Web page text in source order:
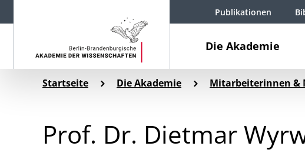
Die Akademie
Publikationen
Startseite Die Akademie Mitarbeiterinnen &
Prof. Dr. Dietmar